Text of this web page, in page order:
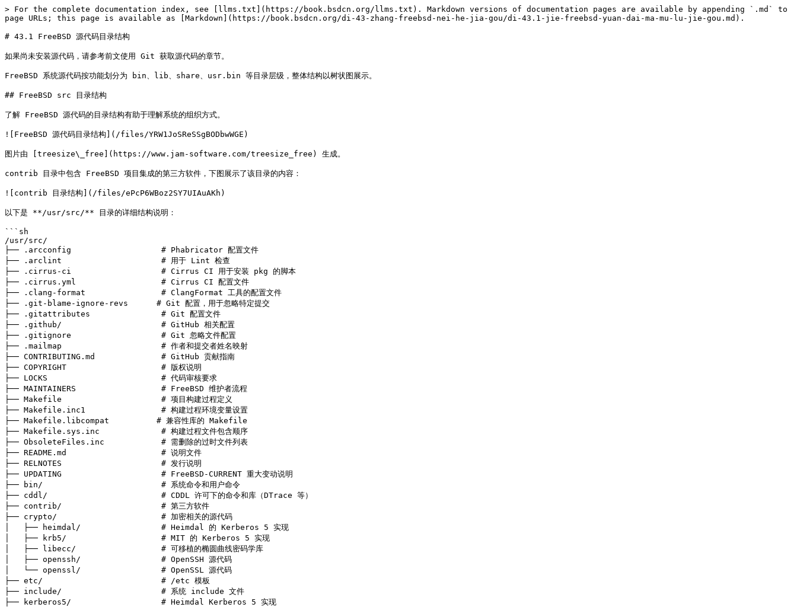
> For the complete documentation index, see [llms.txt](https://book.bsdcn.org/llms.txt). Markdown versions of documentation pages are available by appending `.md` to
page URLs; this page is available as [Markdown](https://book.bsdcn.org/di-43-zhang-freebsd-nei-he-jia-gou/di-43.1-jie-freebsd-yuan-dai-ma-mu-lu-jie-gou.md).
# 43.1 FreeBSD 源代码目录结构
如果尚未安装源代码，请参考前文使用 Git 获取源代码的章节。
FreeBSD 系统源代码按功能划分为 bin、lib、share、usr.bin 等目录层级，整体结构以树状图展示。
## FreeBSD src 目录结构
了解 FreeBSD 源代码的目录结构有助于理解系统的组织方式。
![FreeBSD 源代码目录结构](/files/YRW1JoSReSSgBODbwWGE)
图片由 [treesize\_free](https://www.jam-software.com/treesize_free) 生成。
contrib 目录中包含 FreeBSD 项目集成的第三方软件，下图展示了该目录的内容：
![contrib 目录结构](/files/ePcP6WBoz2SY7UIAuAKh)
以下是 **/usr/src/** 目录的详细结构说明：
```sh
/usr/src/
├── .arcconfig                   # Phabricator 配置文件
├── .arclint                     # 用于 Lint 检查
├── .cirrus-ci                   # Cirrus CI 用于安装 pkg 的脚本
├── .cirrus.yml                  # Cirrus CI 配置文件
├── .clang-format                # ClangFormat 工具的配置文件
├── .git-blame-ignore-revs      # Git 配置，用于忽略特定提交
├── .gitattributes               # Git 配置文件
├── .github/                     # GitHub 相关配置
├── .gitignore                   # Git 忽略文件配置
├── .mailmap                     # 作者和提交者姓名映射
├── CONTRIBUTING.md              # GitHub 贡献指南
├── COPYRIGHT                    # 版权说明
├── LOCKS                        # 代码审核要求
├── MAINTAINERS                  # FreeBSD 维护者流程
├── Makefile                     # 项目构建过程定义
├── Makefile.inc1                # 构建过程环境变量设置
├── Makefile.libcompat          # 兼容性库的 Makefile
├── Makefile.sys.inc             # 构建过程文件包含顺序
├── ObsoleteFiles.inc            # 需删除的过时文件列表
├── README.md                    # 说明文件
├── RELNOTES                     # 发行说明
├── UPDATING                     # FreeBSD-CURRENT 重大变动说明
├── bin/                         # 系统命令和用户命令
├── cddl/                        # CDDL 许可下的命令和库（DTrace 等）
├── contrib/                     # 第三方软件
├── crypto/                      # 加密相关的源代码
│   ├── heimdal/                 # Heimdal 的 Kerberos 5 实现
│   ├── krb5/                    # MIT 的 Kerberos 5 实现
│   ├── libecc/                  # 可移植的椭圆曲线密码学库
│   ├── openssh/                 # OpenSSH 源代码
│   └── openssl/                 # OpenSSL 源代码
├── etc/                         # /etc 模板
├── include/                     # 系统 include 文件
├── kerberos5/                   # Heimdal Kerberos 5 实现